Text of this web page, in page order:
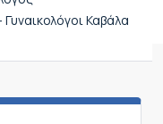
Καβάλα